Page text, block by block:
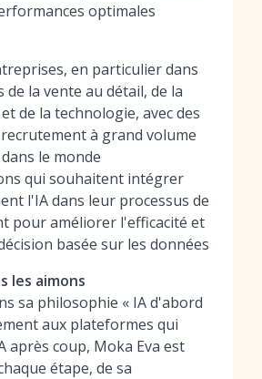
optimales
en particulier dans
de la vente au détail, de la
de la technologie, avec des
à grand volume
le monde
qui souhaitent intégrer
l'IA dans leur processus de
pour améliorer l'efficacité et
basée sur les données
les aimons
sa philosophie « IA d'abord
aux plateformes qui
après coup, Moka Eva est
étape, de sa